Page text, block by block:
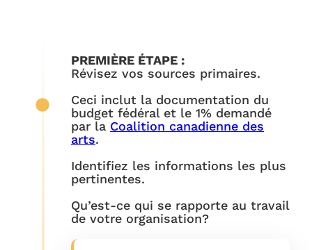
PREMIÈRE ÉTAPE :
Révisez vos sources primaires.
Ceci inclut la documentation du
budget fédéral et le 1% demandé
par la Coalition canadienne des
arts.
Identifiez les informations les plus
pertinentes.
Qu’est-ce qui se rapporte au travail
de votre organisation?